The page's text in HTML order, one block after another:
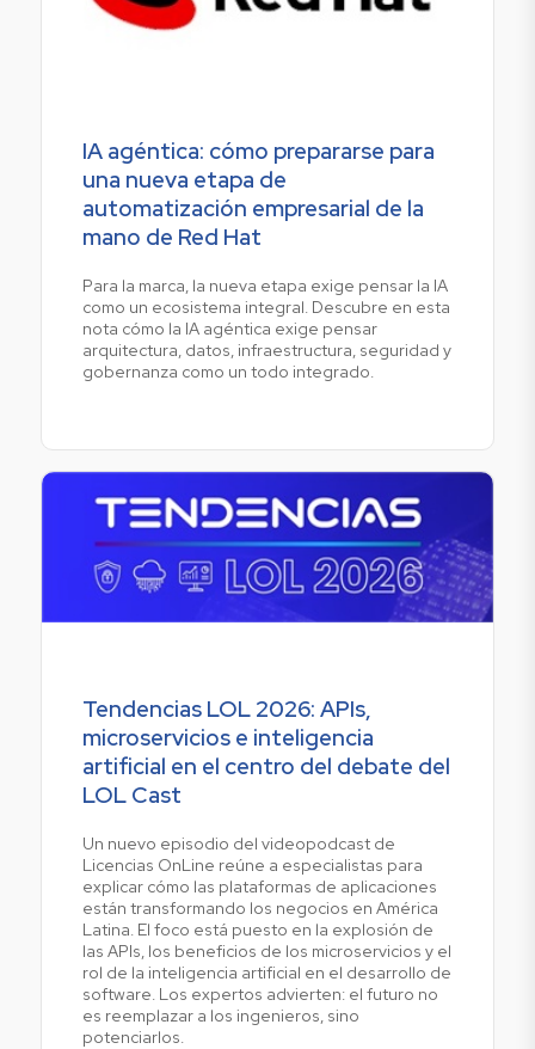
IA agéntica: cómo prepararse para
una nueva etapa de
automatización empresarial de la
mano de Red Hat
Para la marca, la nueva etapa exige pensar la IA
como un ecosistema integral. Descubre en esta
nota cómo la IA agéntica exige pensar
arquitectura, datos, infraestructura, seguridad y
gobernanza como un todo integrado.
Tendencias LOL 2026: APIs,
microservicios e inteligencia
artificial en el centro del debate del
LOL Cast
Un nuevo episodio del videopodcast de
Licencias OnLine reúne a especialistas para
explicar cómo las plataformas de aplicaciones
están transformando los negocios en América
Latina. El foco está puesto en la explosión de
las APIs, los beneficios de los microservicios y el
rol de la inteligencia artificial en el desarrollo de
software. Los expertos advierten: el futuro no
es reemplazar a los ingenieros, sino
potenciarlos.